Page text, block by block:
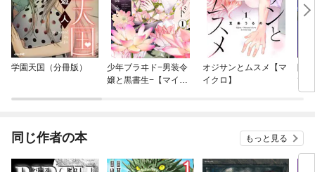
学園天国（分冊版）
少年ブラヰド−男装令
嬢と黒書生−【マイク
オジサンとムスメ【マ
イクロ】
て！
同じ作者の本 もっと見る